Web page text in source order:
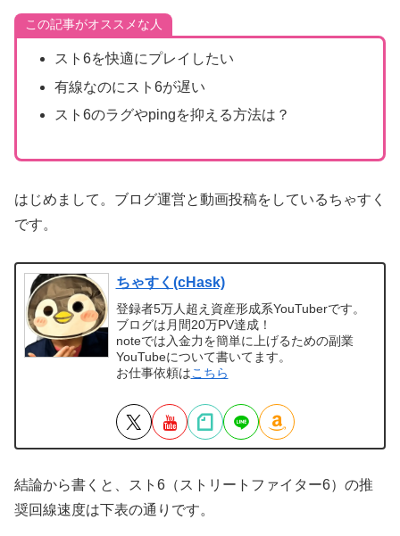
この記事がオススメな人
スト6を快適にプレイしたい
有線なのにスト6が遅い
スト6のラグやpingを抑える方法は？
はじめまして。ブログ運営と動画投稿をしているちゃすく
です。
ちゃすく(cHask)
登録者5万人超え資産形成系YouTuberです。
ブログは月間20万PV達成！
noteでは入金力を簡単に上げるための副業
YouTubeについて書いてます。
お仕事依頼はこちら
結論から書くと、スト6（ストリートファイター6）の推
奨回線速度は下表の通りです。